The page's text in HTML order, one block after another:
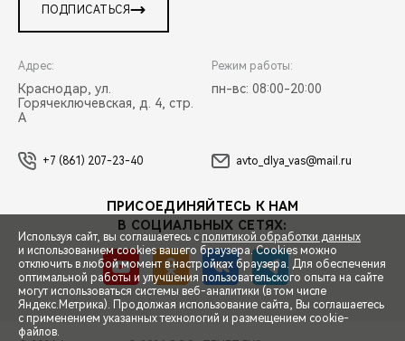
СПЕЦПРЕДЛОЖЕНИЯ
ПОДПИСАТЬСЯ
Адрес:
Краснодар, ул.
Горячеключевская, д. 4, стр.
А
Режим работы:
пн-вс: 08:00-20:00
+7 (861) 207-23-40 avto_dlya_vas@mail.ru
ПРИСОЕДИНЯЙТЕСЬ К НАМ
В СОЦИАЛЬНЫХ СЕТЯХ:
Используя сайт, вы соглашаетесь с политикой обработки данных
и использованием cookies вашего браузера. Cookies можно
отключить в любой момент в настройках браузера. Для обеспечения
оптимальной работы и улучшения пользовательского опыта на сайте
могут использоваться системы веб-аналитики (в том числе
Яндекс.Метрика). Продолжая использование сайта, Вы соглашаетесь
с применением указанных технологий и размещением cookie-
файлов.